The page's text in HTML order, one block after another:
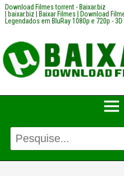
Download Filmes torrent - Baixar.biz
| baixar.biz | Baixar Filmes | Download
Legendados em BluRay 1080p e 720p -